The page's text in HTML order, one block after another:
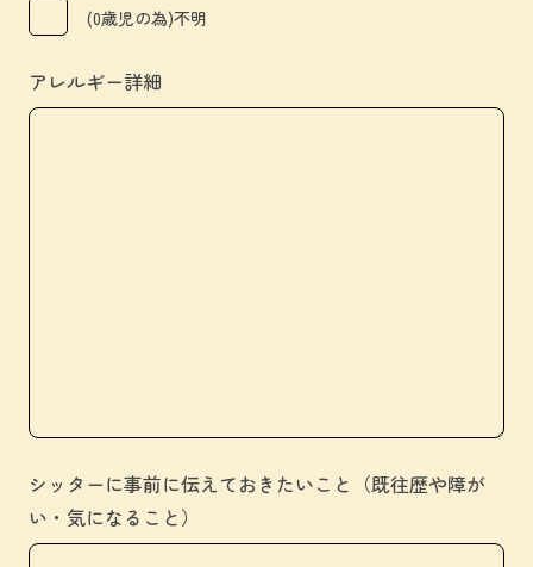
(0歳児の為)不明
アレルギー詳細
シッターに事前に伝えておきたいこと（既往歴や障が
い・気になること）